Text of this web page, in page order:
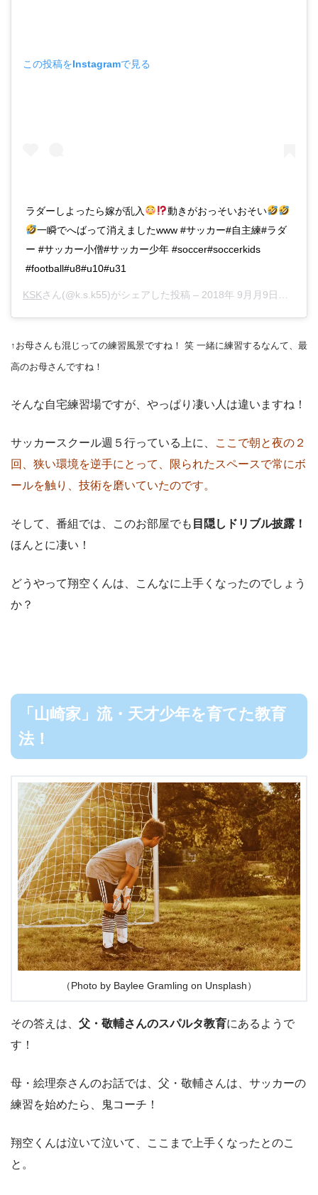
この投稿をInstagramで見る
ラダーしよったら嫁が乱入
動きがおっそいおそい
一瞬でへばって消えましたwww #サッカー#自主練#ラダ
ー #サッカー小僧#サッカー少年 #soccer#soccerkids
#football#u8#u10#u31
KSKさん(@k.s.k55)がシェアした投稿 – 2018年 9月月9日午前5時50分PDT
↑お母さんも混じっての練習風景ですね！ 笑 一緒に練習するなんて、最
高のお母さんですね！
そんな自宅練習場ですが、やっぱり凄い人は違いますね！
サッカースクール週５行っている上に、
ここで朝と夜の２
回、狭い環境を逆手にとって、限られたスペースで常にボ
ールを触り、技術を磨いていたのです。
そして、番組では、このお部屋でも 目隠しドリブル披露！
ほんとに凄い！
どうやって翔空くんは、こんなに上手くなったのでしょう
か？
「山崎家」流・天才少年を育てた教育
法！
（Photo by Baylee Gramling on Unsplash）
その答えは、 父・敬輔さんのスパルタ教育にあるようで
す！
母・絵理奈さんのお話では、父・敬輔さんは、サッカーの
練習を始めたら、鬼コーチ！
翔空くんは泣いて泣いて、ここまで上手くなったとのこ
と。